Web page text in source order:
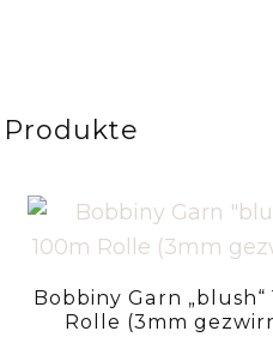
Bobbiny Garn „blush“
Rolle (3mm